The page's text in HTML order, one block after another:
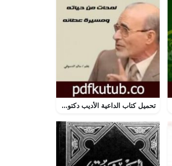
تحميل كتاب الداعية الأديب دكتور محمود عمارة: لمحات من حياته ومسيرة عطائه PDF تأليف سالم الدسوقي مجانا [كامل]